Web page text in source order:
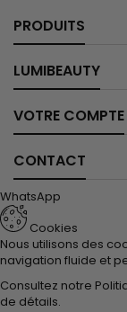
PRODUITS
LUMIBEAUTY
VOTRE COMPTE
CONTACT
WhatsApp
Cookies
Nous utilisons des
navigation fluide et
Consultez notre
de détails.